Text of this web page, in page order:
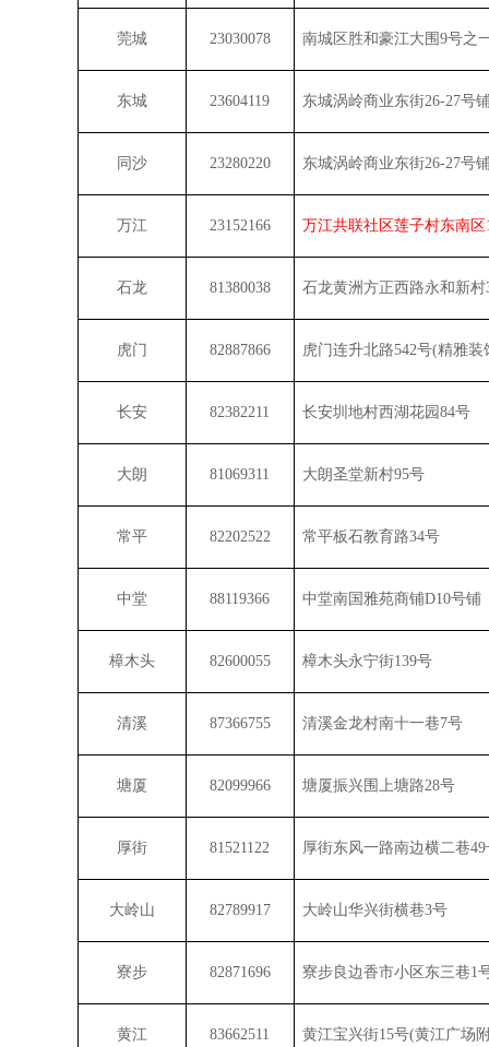
莞城 23030078 南城区胜和豪江大围 9号之
东城 23604119 东城涡岭商业东街26-27号
同沙 23280220 东城涡岭商业东街26-27号
万江 23152166 万江共联社区莲子村东南区
石龙 81380038 石龙黄洲方正西路永和新村
虎门 82887866 虎门连升北路542号(精雅装
长安 82382211 长安圳地村西湖花园 84号
大朗 81069311 大朗圣堂新村95号
常平 82202522 常平板石教育路34号
中堂 88119366 中堂南国雅苑商铺D10号铺
樟木头 82600055 樟木头永宁街139号
清溪 87366755 清溪金龙村南十一巷7号
塘厦 82099966 塘厦振兴围上塘路28号
厚街 81521122 厚街东风一路南边横二巷49
大岭山 82789917 大岭山华兴街横巷3号
寮步 82871696 寮步良边香市小区东三巷1
黄江 83662511 黄江宝兴街15号(黄江广场